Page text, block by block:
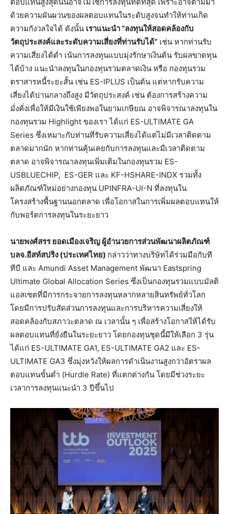
ด้วยความผันผวนของผลตอบแทนในระดับสูงจนทำให้ท่านเกิด
ความกังวลใจได้ ดังนั้น เราแนะนำ “ลงทุนให้สอดคล้องกับ
วัตถุประสงค์และระดับความเสี่ยงที่ท่านรับได้” เช่น หากท่านรับ
ความเสี่ยงได้ต่ำ เน้นการลงทุนแบบมุ่งรักษาเงินต้น รับผลขาดทุน
ได้บ้าง แนะนำลงทุนในกองทุนรวมตลาดเงิน หรือ กองทุนรวม
ตราสารหนี้ระยะสั้น เช่น ES-IPLUS เป็นต้น แต่หากรับความ
เสี่ยงได้ปานกลางถึงสูง มีวัตถุประสงค์ เช่น ต้องการสร้างความ
มั่งคั่งเพื่อให้มีเงินใช้เพียงพอในยามเกษียณ อาจพิจารณาลงทุนใน
กองทุนรวม Highlight ของเรา ได้แก่ ES-ULTIMATE GA
Series ซึ่งเหมาะกับท่านที่รับความเสี่ยงได้แต่ไม่มีเวลาติดตาม
ตลาดมากนัก หากท่านคุ้นเคยกับการลงทุนและมีเวลาติดตาม
ตลาด อาจพิจารณาลงทุนเพิ่มเติมในกองทุนรวม ES-
USBLUECHIP, ES-GER และ KF-HSHARE-INDX รวมทั้ง
ผลิตภัณฑ์ใหม่อย่างกองทุน UPINFRA-UI-N ที่ลงทุนใน
โครงสร้างพื้นฐานนอกตลาด เพื่อโอกาสในการเพิ่มผลตอบแทนให้
กับพอร์ตการลงทุนในระยะยาว
นายพงศ์สรร ยอดเมืองเจริญ ผู้อำนวยการส่วนพัฒนาผลิตภัณฑ์
บลจ.อีสท์สปริง (ประเทศไทย) กล่าวว่าทางบริษัทได้ร่วมมือกับที
ทีบี และ Amundi Asset Management พัฒนา Eastspring
Ultimate Global Allocation Series ซึ่งเป็นกองทุนรวมแบบมัลติ
แอสเซตที่มีการกระจายการลงทุนหลากหลายสินทรัพย์ทั่วโลก
โดยมีการปรับสัดส่วนการลงทุนและการบริหารความเสี่ยงให้
สอดคล้องกับสภาวะตลาด ณ เวลานั้น ๆ เพื่อสร้างโอกาสให้ได้รับ
ผลตอบแทนที่ยั่งยืนในระยะยาว โดยกองทุนชุดนี้มีให้เลือก 3 รุ่น
ได้แก่ ES-ULTIMATE GA1, ES-ULTIMATE GA2 และ ES-
ULTIMATE GA3 ซึ่งมุ่งหวังให้ผลการดำเนินงานสูงกว่าอัตราผล
ตอบแทนขั้นต่ำ (Hurdle Rate) ที่แตกต่างกัน โดยมีช่วงระยะ
เวลาการลงทุนแนะนำ 3 ปีขึ้นไป